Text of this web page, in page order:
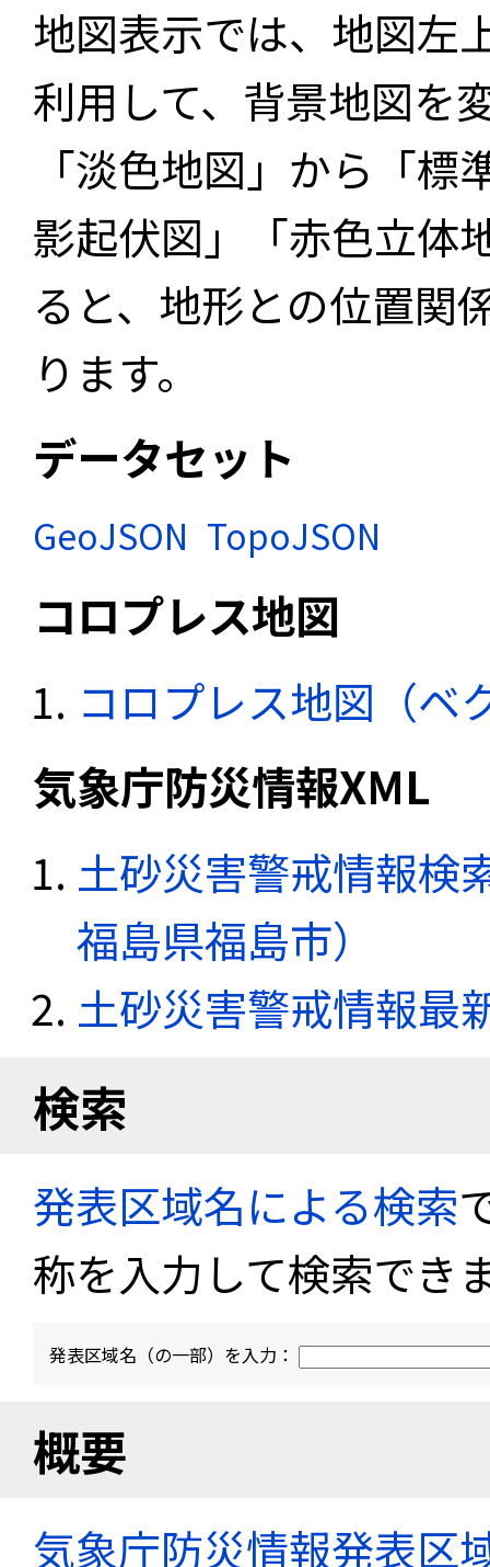
地図表示では、地図左
利用して、背景地図を
「淡色地図」から「
影起伏図」「赤色立体
ると、地形との位置関
ります。
データセット
GeoJSON TopoJSON
コロプレス地図
コロプレス地図（ベ
気象庁防災情報XML
土砂災害警戒情報検
福島県福島市）
土砂災害警戒情報最
検索
発表区域名による検索
称を入力して検索でき
発表区域名（の一部）を入力：
概要
気象庁防災情報発表区